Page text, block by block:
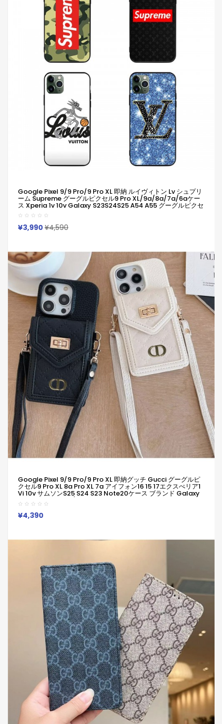
Google Pixel 9/9 Pro/9 Pro XL 即納 ルイヴィトン Lv シュプリ
ーム Supreme グーグルピクセル9 Pro XL/9a/8a/7a/6aケー
ス Xperia 1v 10v Galaxy S23S24S25 A54 A55 グーグルピクセ
ル9Pro XL 8a 7a Iphone 14 15 16 Pro Maxケース ルイヴィトン
Lv シュプリーム Supreme ブランドGoogle Pixel 6a 7a 8a 8
Pro 9aスマホケース
¥3,990 ¥4,590
Google Pixel 9/9 Pro/9 Pro XL 即納グッチ Gucci グーグルピ
クセル9 Pro XL 8a Pro XL 7a アイフォン16 15 17エクスぺリア1
Vi 10v サムソンs25 S24 S23 Note20ケース ブランド Galaxy
A55 A54 A56 S25/S24 Ultraケースグッチ Gucciピクセル 8a
Pro 7a 6/7/6a/9a ブランドケース Iphone17 16 15/14/13 保護
カバー男女兼用
¥4,390